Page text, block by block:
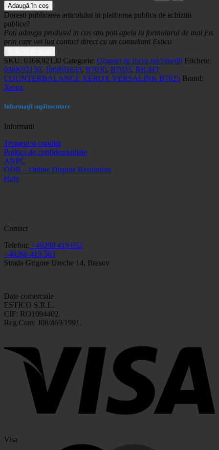
Adaugă în coș
Doresti publicarea articolului in platforma publica de achizitii
publice?
Poti adauga produsul in cos sau poti apela la formularul de mai jos
prin care vei lua contact direct cu un consultant Estico
SKU: 036K92130 Categorie: Grupuri de lucru mici/medii Etichete:
036K92130, 106R01633, B7030, B7035, RIGHT
COUNTERBALANCE XEROX VERSALINK B7025 Brand:
Xerox
Informații suplimentare
Informatii
Termeni si conditii
Politica de confidentialitate
ANPC
ODR – Online Dispute Resolution
Help
Contact
Telefon: +40268 419 052
+40268 419 563
Strada Grigore Ureche 14, Brasov
Date comerciale
ESTICO S.R.L.
CIF: RO1094402.
Reg.Com: J08/469/1991.
Visa